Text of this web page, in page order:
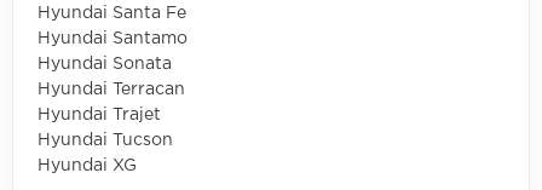
Hyundai Santa Fe
Hyundai Santamo
Hyundai Sonata
Hyundai Terracan
Hyundai Trajet
Hyundai Tucson
Hyundai XG